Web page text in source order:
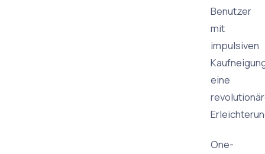
Benutzer
mit
impulsiven
eine
One-